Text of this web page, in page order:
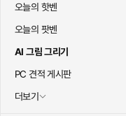
오늘의 핫벤
오늘의 팟벤
AI 그림 그리기
PC 견적 게시판
더보기